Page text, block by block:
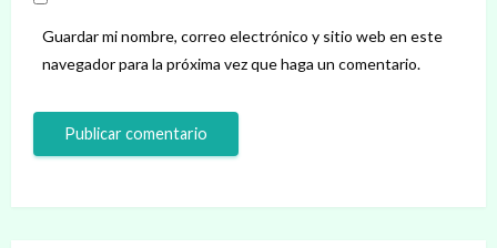
Guardar mi nombre, correo electrónico y sitio web en este
navegador para la próxima vez que haga un comentario.